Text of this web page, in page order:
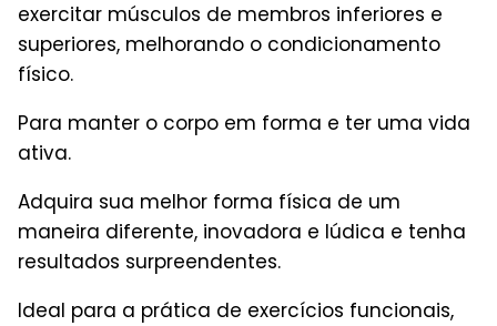
exercitar músculos de membros inferiores e
superiores, melhorando o condicionamento
físico.
Para manter o corpo em forma e ter uma vida
ativa.
Adquira sua melhor forma física de um
maneira diferente, inovadora e lúdica e tenha
resultados surpreendentes.
Ideal para a prática de exercícios funcionais,